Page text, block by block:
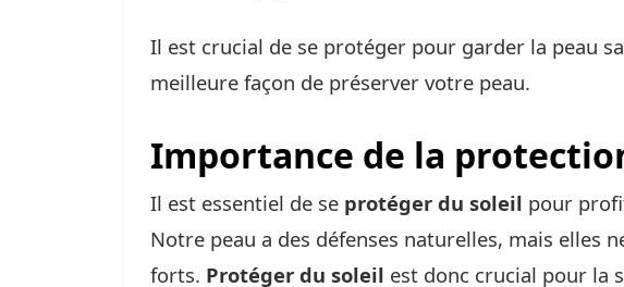
Il est crucial de se protéger pour garder la peau
meilleure façon de préserver votre peau.
Importance de la
Il est essentiel de se protéger du soleil pour
Notre peau a des défenses naturelles, mais elles
forts. Protéger du soleil est donc crucial pour la